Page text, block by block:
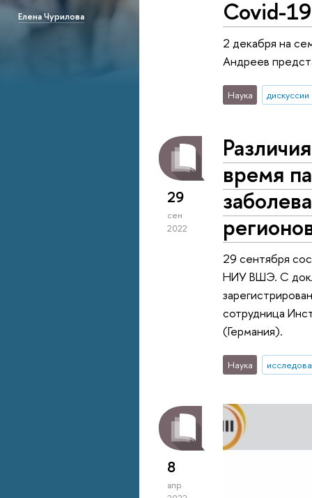
Елена Чурилова
Covid-
2 декабря на
Андреев
Наука дискуссии
29
сен
2022
время
29 сентября
НИУ ВШЭ. С
сотрудница
(Германия).
Наука
8
апр